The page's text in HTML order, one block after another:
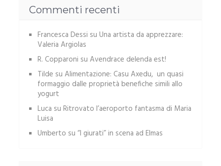
Commenti recenti
Francesca Dessi su Una artista da apprezzare:
Valeria Argiolas
R. Copparoni su Avendrace delenda est!
Tilde su Alimentazione: Casu Axedu, un quasi
formaggio dalle proprietà benefiche simili allo
yogurt
Luca su Ritrovato l’aeroporto fantasma di Maria
Luisa
Umberto su “I giurati” in scena ad Elmas